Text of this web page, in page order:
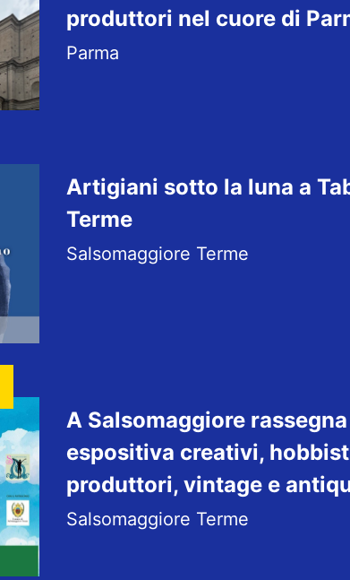
produttori nel cuore di
Parma
Artigiani sotto la luna a
Terme
Salsomaggiore Terme
A Salsomaggiore rassegna
espositiva creativi,
produttori, vintage e
Salsomaggiore Terme